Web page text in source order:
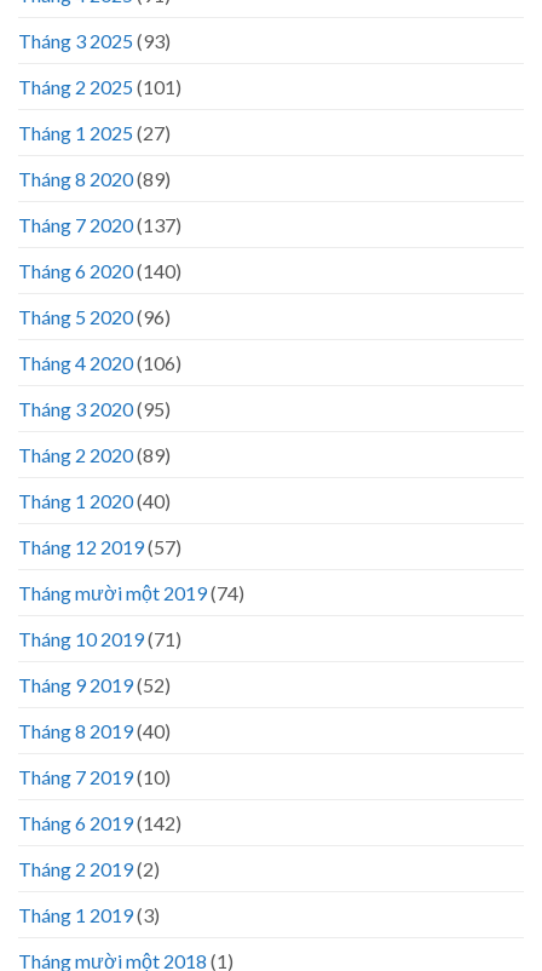
Tháng 3 2025(93)
Tháng 2 2025(101)
Tháng 1 2025(27)
Tháng 8 2020(89)
Tháng 7 2020(137)
Tháng 6 2020(140)
Tháng 5 2020(96)
Tháng 4 2020(106)
Tháng 3 2020(95)
Tháng 2 2020(89)
Tháng 1 2020(40)
Tháng 12 2019(57)
Tháng mười một 2019(74)
Tháng 10 2019(71)
Tháng 9 2019(52)
Tháng 8 2019(40)
Tháng 7 2019(10)
Tháng 6 2019(142)
Tháng 2 2019(2)
Tháng 1 2019(3)
Tháng mười một 2018 (1)